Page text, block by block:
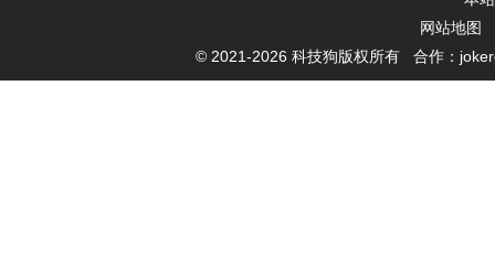
网站地图
© 2021-2026 科技狗版权所有 合作：